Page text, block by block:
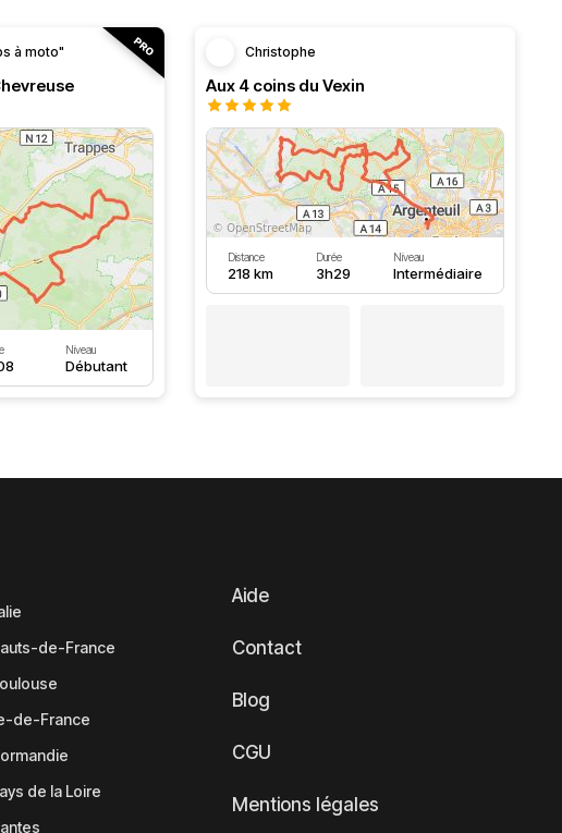
à moto"
Niveau
Débutant
Christophe
Aux 4 coins du Vexin
Distance
218 km
Durée
3h29
Niveau
Intermédiaire
de-France
de-France
de la Loire
Aide
Contact
Blog
CGU
Mentions légales